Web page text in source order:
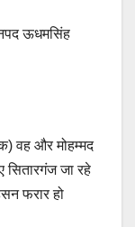
ऊधमसिंह
वह और मोहम्मद
जा रहे
फरार हो